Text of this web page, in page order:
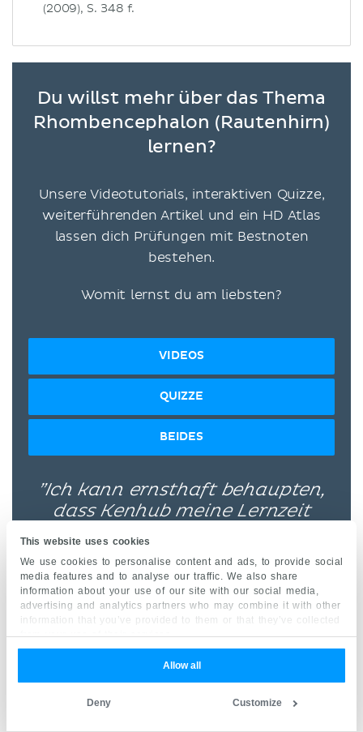
This website uses cookies
We use cookies to personalise content and ads, to provide social
media features and to analyse our traffic. We also share
information about your use of our site with our social media,
advertising and analytics partners who may combine it with other
information that you’ve provided to them or that they’ve collected
from your use of their services.
Allow all
Customize
Deny
(2009), S. 348 f.
Du willst mehr über das Thema
Rhombencephalon (Rautenhirn)
lernen?
Unsere Videotutorials, interaktiven Quizze,
weiterführenden Artikel und ein HD Atlas
lassen dich Prüfungen mit Bestnoten
bestehen.
Womit lernst du am liebsten?
VIDEOS
QUIZZE
BEIDES
”Ich kann ernsthaft behaupten,
dass Kenhub meine Lernzeit
Kim Bengochea, Regis University, Denver
© Sofern nicht anders angegeben, sind alle